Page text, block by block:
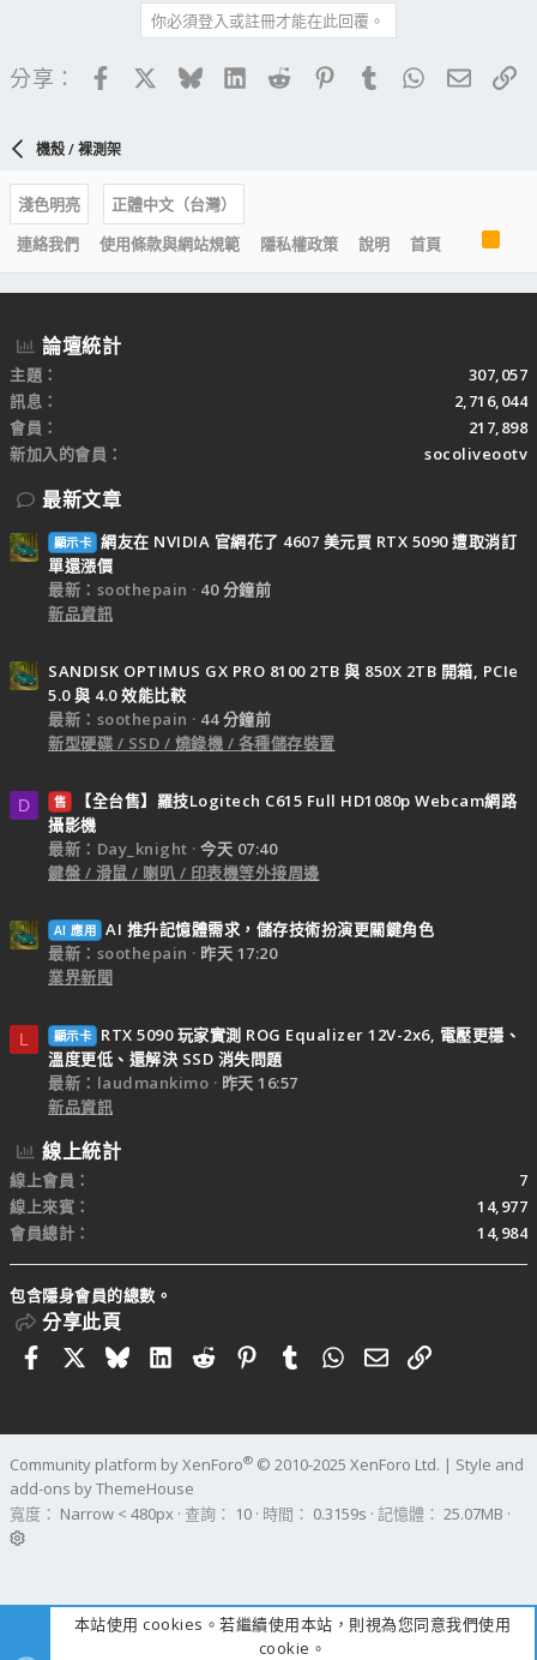
你必須登入或註冊才能在此回覆。
分享： FacebookBlueskyLinkedIn
Reddit PinterestTumblrWhatsApp
電子
機殼 / 裸測架
淺色明亮
正體中文（台灣）
連絡我們
使用條款與網站規範 隱私權政策 說明 首頁
R
S
S
論壇統計
主題
307,057
訊息
2,716,044
會員
217,898
新加入的會員
socoliveootv
最新文章
顯示卡 網友在 NVIDIA 官網花了 4607 美元買 RTX 5090 遭取消訂
單還漲價
最新：soothepain
40 分鐘前
新品資訊
SANDISK OPTIMUS GX PRO 8100 2TB 與 850X 2TB 開箱, PCIe
5.0 與 4.0 效能比較
最新：soothepain
44 分鐘前
新型硬碟 / SSD / 燒錄機 / 各種儲存裝置
D 售
【全台售】羅技Logitech C615 Full HD1080p Webcam網路
攝影機
最新：Day_knight
今天 07:40
鍵盤 / 滑鼠 / 喇叭 / 印表機等外接周邊
AI 應用 AI 推升記憶體需求，儲存技術扮演更關鍵角色
最新：soothepain
昨天 17:20
業界新聞
L 顯示卡
RTX 5090 玩家實測 ROG Equalizer 12V-2x6, 電壓更穩、
溫度更低、還解決 SSD 消失問題
最新：laudmankimo
昨天 16:57
新品資訊
線上統計
線上會員
7
線上來賓
14,977
會員總計
14,984
包含隱身會員的總數。
分享此頁
FacebookBlueskyLinkedIn
RedditPinterestTumblrWhatsApp
電子郵件
連結
Community platform by XenForo® © 2010-2025 XenForo Ltd. | Style and
add-ons by ThemeHouse
寬度
查詢 10 時間 0.3159s 記憶體 25.07MB
本站使用 cookies。若繼續使用本站，則視為您同意我們使用
cookie。